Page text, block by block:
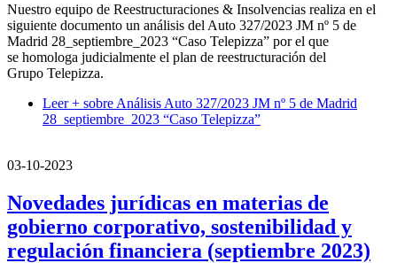
Nuestro equipo de Reestructuraciones & Insolvencias realiza en el
siguiente documento un análisis del Auto 327/2023 JM nº 5 de
Madrid 28_septiembre_2023 “Caso Telepizza” por el que
se homologa judicialmente el plan de reestructuración del
Grupo Telepizza.
Leer + sobre Análisis Auto 327/2023 JM nº 5 de Madrid
28_septiembre_2023 “Caso Telepizza”
03-10-2023
Novedades jurídicas en materias de
gobierno corporativo, sostenibilidad y
regulación financiera (septiembre 2023)